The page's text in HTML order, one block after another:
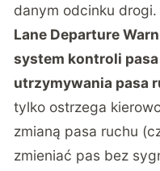
danym odcinku drogi.
Lane Departure
system kontroli
utrzymywania pasa
tylko ostrzega
zmianą pasa ruchu
zmieniać pas bez